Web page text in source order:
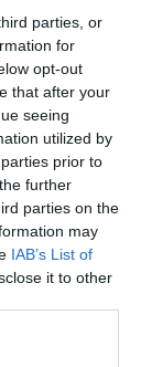
parties, or
for
opt-out
that after your
seeing
utilized by
prior to
further
parties on the
may
IAB’s List of
it to other
more Google
odličan
i njihovu
kapilare.
mlijeku, jogurtu,
obliku
sa